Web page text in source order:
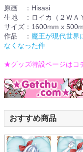
原画 ：Hisasi
生地 ：ロイカ（２ＷＡ
サイズ：1600mm x
作品 ： 魔王が現代世界
なくなった件
★グッズ特設ページはコ
おすすめ商品